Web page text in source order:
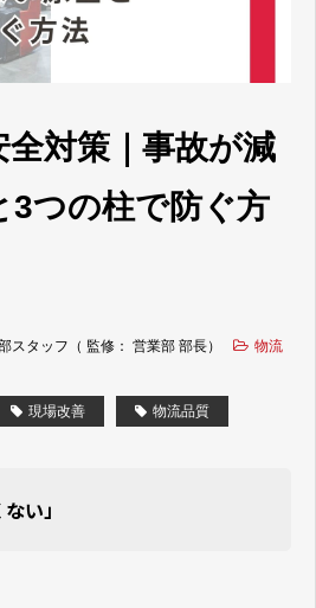
くあるご質問
対策｜事故が減
3つの柱で防ぐ方
スタッフ（ 監修： 営業部 部長）
物流
現場改善 物流品質
い」